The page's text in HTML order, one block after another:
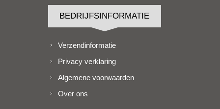
BEDRIJFSINFORMATIE
Verzendinformatie
Privacy verklaring
Algemene voorwaarden
Over ons